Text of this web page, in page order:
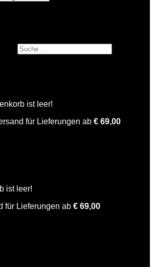
ist leer!
für Lieferungen ab € 69,00
ist leer!
für Lieferungen ab € 69,00